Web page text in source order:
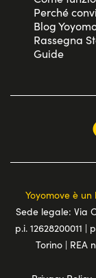
Perché
Blog
Rassegna
Guide
Yoyomove è un
Sede legale: Via
p.i. 12628200011 |
Torino | REA